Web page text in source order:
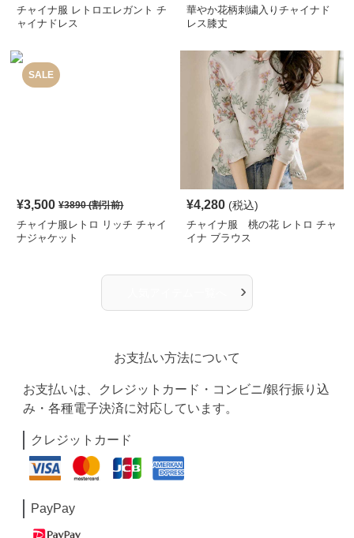
チャイナ服 レトロエレガント チ
ャイナドレス
華やか花柄刺繍入りチャイナド
レス膝丈
SALE
¥3,500 ¥3890(割引前)
チャイナ服レトロ リッチ チャイ
ナジャケット
¥4,280 (税込)
チャイナ服 桃の花 レトロ チャ
イナ ブラウス
›
お支払い方法について
お支払いは、クレジットカード・コンビニ/銀行振り込
み・各種電子決済に対応しています。
クレジットカード
PayPay